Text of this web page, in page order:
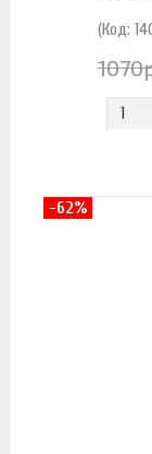
(Код:
1070
-62%